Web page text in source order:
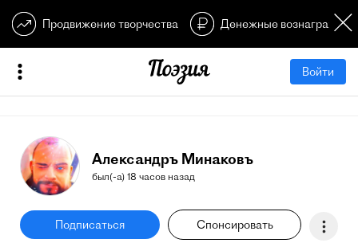
Продвижение творчества Денежные
Войти
Александръ Минаковъ
был(-а) 18 часов назад
Подписаться Спонсировать